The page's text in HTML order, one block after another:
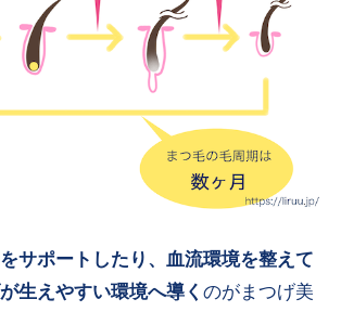
サポートしたり、血流環境を整えて
生えやすい環境へ導くのがまつげ美